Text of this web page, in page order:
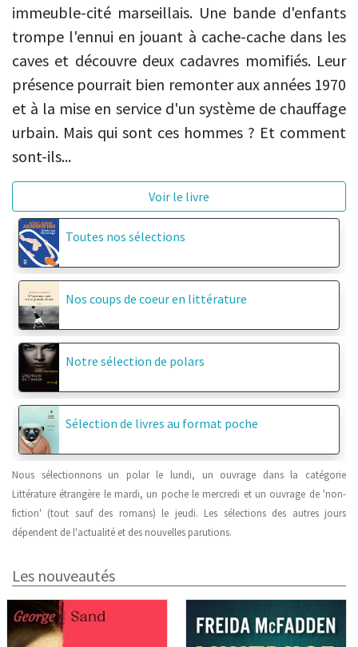
immeuble-cité marseillais. Une bande d'enfants
trompe l'ennui en jouant à cache-cache dans les
caves et découvre deux cadavres momifiés. Leur
présence pourrait bien remonter aux années 1970
et à la mise en service d'un système de chauffage
urbain. Mais qui sont ces hommes ? Et comment
sont-ils...
Voir le livre
Toutes nos sélections
Nos coups de coeur en littérature
Notre sélection de polars
Sélection de livres au format poche
Nous sélectionnons un polar le lundi, un ouvrage dans la catégorie
Littérature étrangère le mardi, un poche le mercredi et un ouvrage de 'non-
fiction' (tout sauf des romans) le jeudi. Les sélections des autres jours
dépendent de l'actualité et des nouvelles parutions.
Les nouveautés